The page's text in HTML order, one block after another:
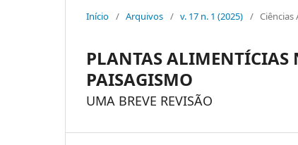
Início / Arquivos / v. 17 n. 1 (2025) / Ciências
PLANTAS ALIMENTÍCIAS
PAISAGISMO
UMA BREVE REVISÃO